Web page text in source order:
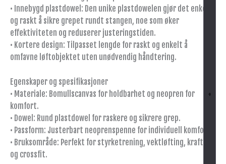
+
• Innebygd plastdowel: Den unike plastdowelen gjør det enkelt
og raskt å sikre grepet rundt stangen, noe som øker
effektiviteten og reduserer justeringstiden.
• Kortere design: Tilpasset lengde for raskt og enkelt å
omfavne løftobjektet uten unødvendig håndtering.
Egenskaper og spesifikasjoner
• Materiale: Bomullscanvas for holdbarhet og neopren for
komfort.
• Dowel: Rund plastdowel for raskere og sikrere grep.
• Passform: Justerbart neoprenspenne for individuell komfort.
• Bruksområde: Perfekt for styrketrening, vektløfting, kraftløft
og crossfit.